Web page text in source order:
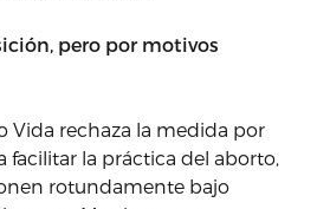
pero por motivos
Vida rechaza la medida por
facilitar la práctica del aborto,
rotundamente bajo